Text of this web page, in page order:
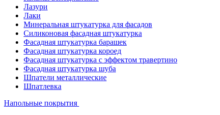
Лазури
Лаки
Минеральная штукатурка для фасадов
Силиконовая фасадная штукатурка
Фасадная штукатурка барашек
Фасадная штукатурка короед
Фасадная штукатурка с эффектом травертино
Фасадная штукатурка шуба
Шпатели металлические
Шпатлевка
Напольные покрытия